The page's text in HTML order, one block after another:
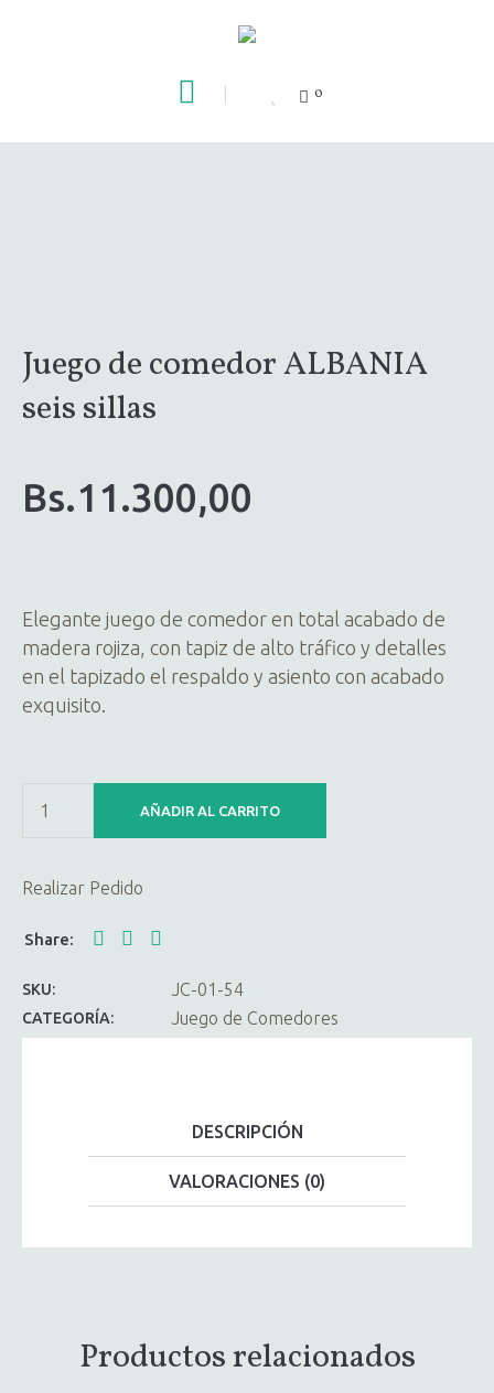
0
Juego de comedor ALBANIA
seis sillas
Bs.11.300,00
Elegante juego de comedor en total acabado de
madera rojiza, con tapiz de alto tráfico y detalles
en el tapizado el respaldo y asiento con acabado
exquisito.
AÑADIR AL CARRITO
Realizar Pedido
SKU: JC-01-54
CATEGORÍA: Juego de Comedores
DESCRIPCIÓN
VALORACIONES (0)
Productos relacionados